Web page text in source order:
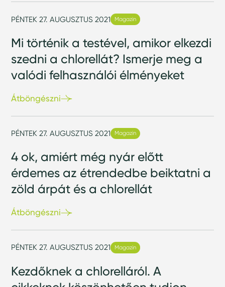
PÉNTEK 27. AUGUSZTUS 2021 Magazin
Mi történik a testével, amikor elkezdi
szedni a chlorellát? Ismerje meg a
valódi felhasználói élményeket
Átböngészni
PÉNTEK 27. AUGUSZTUS 2021 Magazin
4 ok, amiért még nyár előtt
érdemes az étrendedbe beiktatni a
zöld árpát és a chlorellát
Átböngészni
PÉNTEK 27. AUGUSZTUS 2021 Magazin
Kezdőknek a chlorelláról. A